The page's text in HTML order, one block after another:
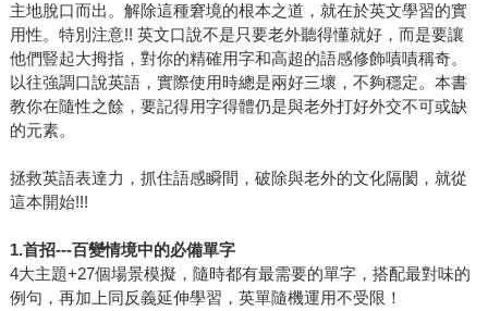
主地脫口而出。解除這種窘境的根本之道，就在於英文學習的實
用性。特別注意!! 英文口說不是只要老外聽得懂就好，而是要讓
他們豎起大拇指，對你的精確用字和高超的語感修飾嘖嘖稱奇。
以往強調口說英語，實際使用時總是兩好三壞，不夠穩定。本書
教你在隨性之餘，要記得用字得體仍是與老外打好外交不可或缺
的元素。
拯救英語表達力，抓住語感瞬間，破除與老外的文化隔閡，就從
這本開始!!!
1.首招---百變情境中的必備單字
4大主題+27個場景模擬，隨時都有最需要的單字，搭配最對味的
例句，再加上同反義延伸學習，英單隨機運用不受限！